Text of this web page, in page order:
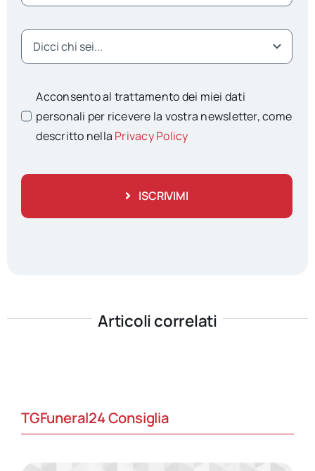
Acconsento al trattamento dei miei dati
personali per ricevere la vostra newsletter, come
descritto nella Privacy Policy
ISCRIVIMI
Articoli correlati
TGFuneral24 Consiglia